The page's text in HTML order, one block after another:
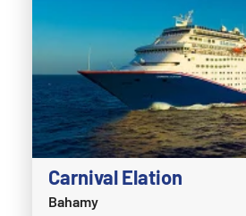
Carnival Elation
Bahamy